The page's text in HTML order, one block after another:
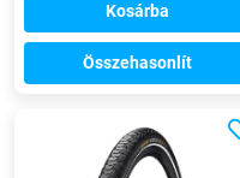
Kosárba
Összehasonlít